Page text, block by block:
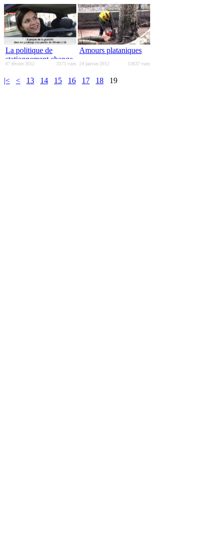
La politique de
stationnement change
à Besançon
07 février 2012 3171 vues
Amours plataniques
24 janvier 2012 13637 vues
|< < 13 14 15 16 17 18 19